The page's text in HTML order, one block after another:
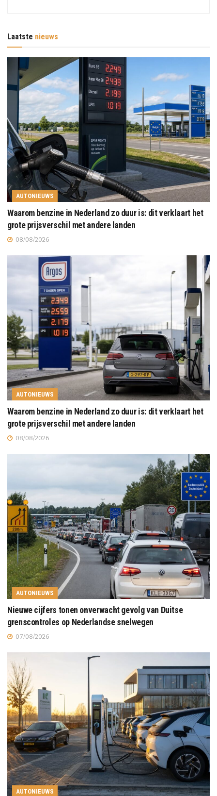
Laatste nieuws
AUTONIEUWS
Waarom benzine in Nederland zo duur is: dit verklaart het
grote prijsverschil met andere landen
08/08/2026
AUTONIEUWS
Waarom benzine in Nederland zo duur is: dit verklaart het
grote prijsverschil met andere landen
08/08/2026
AUTONIEUWS
Nieuwe cijfers tonen onverwacht gevolg van Duitse
grenscontroles op Nederlandse snelwegen
07/08/2026
AUTONIEUWS